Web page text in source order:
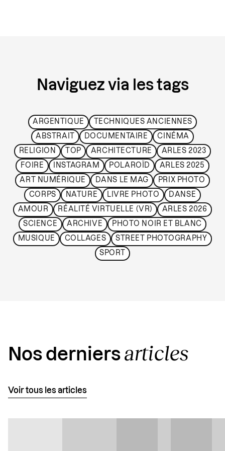
Naviguez via les tags
ARGENTIQUE TECHNIQUES ANCIENNES
ABSTRAIT DOCUMENTAIRE CINÉMA
RELIGION TOP ARCHITECTURE ARLES 2023
FOIRE INSTAGRAM POLAROÏD ARLES 2025
ART NUMÉRIQUE DANS LE MAG PRIX PHOTO
CORPS NATURE LIVRE PHOTO DANSE
AMOUR RÉALITÉ VIRTUELLE (VR) ARLES 2026
SCIENCE ARCHIVE PHOTO NOIR ET BLANC
MUSIQUE COLLAGES STREET PHOTOGRAPHY
SPORT
Nos derniers articles
Voir tous les articles